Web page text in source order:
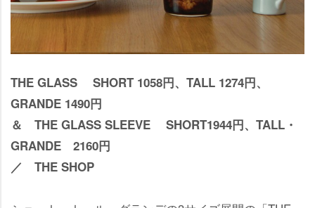
THE GLASS SHORT 1058円、TALL 1274円、
GRANDE 1490円
＆ THE GLASS SLEEVE SHORT1944円、TALL・
GRANDE 2160円
／ THE SHOP